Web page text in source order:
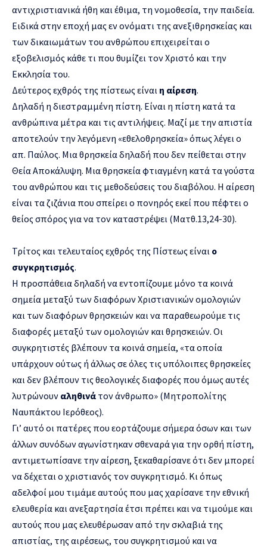
αντιχριστιανικά ήθη και έθιμα, τη νομοθεσία, την παιδεία.
Ειδικά στην εποχή μας εν ονόματι της ανεξιθρησκείας και
των δικαιωμάτων του ανθρώπου επιχειρείται ο
εξοβελισμός κάθε τι που θυμίζει τον Χριστό και την
Εκκλησία του.
Δεύτερος εχθρός της πίστεως είναι η αίρεση.
Δηλαδή η διεστραμμένη πίστη. Είναι η πίστη κατά τα
ανθρώπινα μέτρα και τις αντιλήψεις. Μαζί με την απιστία
αποτελούν την λεγόμενη «εθελοθρησκεία» όπως λέγει ο
απ. Παύλος. Μια θρησκεία δηλαδή που δεν πείθεται στην
Θεία Αποκάλυψη. Μια θρησκεία φτιαγμένη κατά τα γούστα
του ανθρώπου και τις μεθοδεύσεις του διαβόλου. Η αίρεση
είναι τα ζιζάνια που σπείρει ο πονηρός εκεί που πέφτει ο
θείος σπόρος για να τον καταστρέψει (Ματθ.13,24-30).
Τρίτος και τελευταίος εχθρός της Πίστεως είναι ο
συγκρητισμός.
Η προσπάθεια δηλαδή να εντοπίζουμε μόνο τα κοινά
σημεία μεταξύ των διαφόρων Χριστιανικών ομολογιών
και των διαφόρων θρησκειών και να παραθεωρούμε τις
διαφορές μεταξύ των ομολογιών και θρησκειών. Οι
συγκρητιστές βλέπουν τα κοινά σημεία, «τα οποία
υπάρχουν ούτως ή άλλως σε όλες τις υπόλοιπες θρησκείες
και δεν βλέπουν τις θεολογικές διαφορές που όμως αυτές
λυτρώνουν αληθινά τον άνθρωπο» (Μητροπολίτης
Ναυπάκτου Ιερόθεος).
Γι’ αυτό οι πατέρες που εορτάζουμε σήμερα όσων και των
άλλων συνόδων αγωνίστηκαν σθεναρά για την ορθή πίστη,
αντιμετωπίσανε την αίρεση, ξεκαθαρίσανε ότι δεν μπορεί
να δέχεται ο χριστιανός τον συγκρητισμό. Κι όπως
αδελφοί μου τιμάμε αυτούς που μας χαρίσανε την εθνική
ελευθερία και ανεξαρτησία έτσι πρέπει και να τιμούμε και
αυτούς που μας ελευθέρωσαν από την σκλαβιά της
απιστίας, της αιρέσεως, του συγκρητισμού και να